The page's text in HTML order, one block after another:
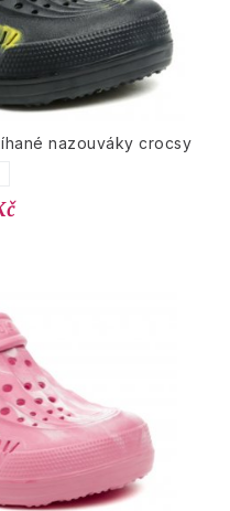
nazouváky crocsy